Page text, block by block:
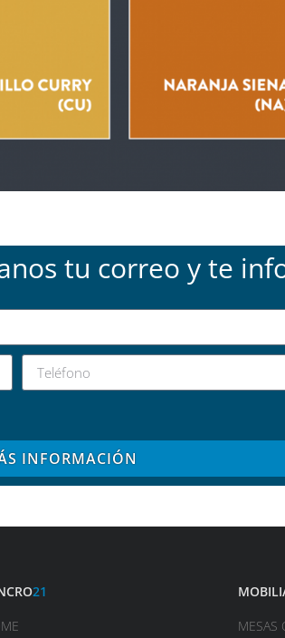
tu correo y te
INFORMACIÓN
21
MESAS